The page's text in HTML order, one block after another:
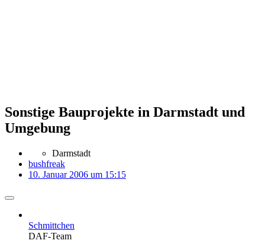
Sonstige Bauprojekte in Darmstadt und
Umgebung
Darmstadt
bushfreak
10. Januar 2006 um 15:15
Schmittchen
DAF-Team